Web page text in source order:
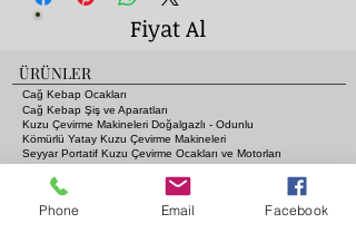
Özel Ölçü İmalat
250 cm Ciğer şiş mangalı
300 cm Kebap mangalı
Fiyat Al
ÜRÜNLER
Cağ Kebap Ocakları
Cağ Kebap Şiş ve Aparatları
Kuzu Çevirme Makineleri Doğalgazlı - Odunlu
Kömürlü Yatay Kuzu Çevirme Makineleri
Seyyar Portatif Kuzu Çevirme Ocakları ve Motorları
Fanlı Isıtıcı Sobalara Odun - Kömür - Gaz - Elektrik
Kebap Şişleri ve Mangal Aksesuarları
Pide Fırınları
Phone Email Facebook